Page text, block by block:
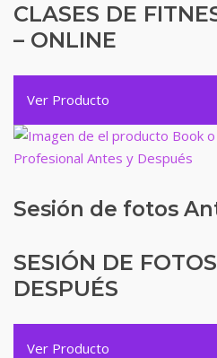
CLASES DE
– ONLINE
Ver Producto
Sesión de fotos
SESIÓN DE
DESPUÉS
Ver Producto